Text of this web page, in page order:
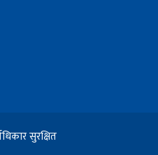
सुरक्षित